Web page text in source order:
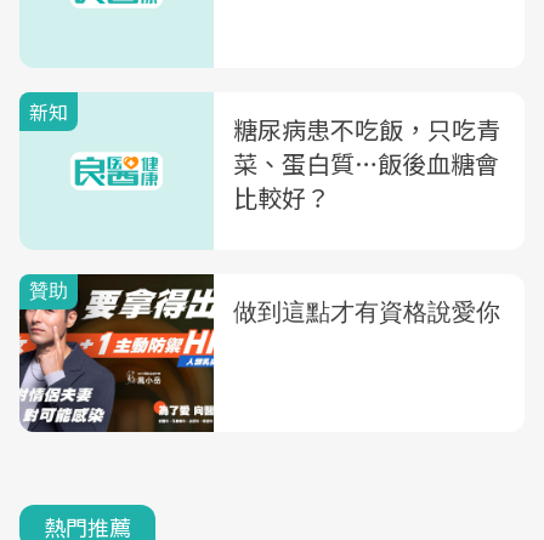
新知
糖尿病患不吃飯，只吃青
菜、蛋白質…飯後血糖會
比較好？
熱門推薦